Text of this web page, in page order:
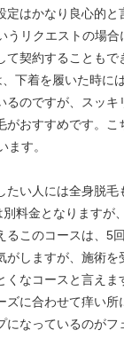
定はかなり良心的と
うリクエストの場
て契約することも
下着を履いた時に
るのですが、スッ
がおすすめです。
ます。
たい人には全身脱毛
別料金となりますが
るこのコースは、5
がしますが、施術を
くなコースと言え
ズに合わせて痒い所
になっているのがフ